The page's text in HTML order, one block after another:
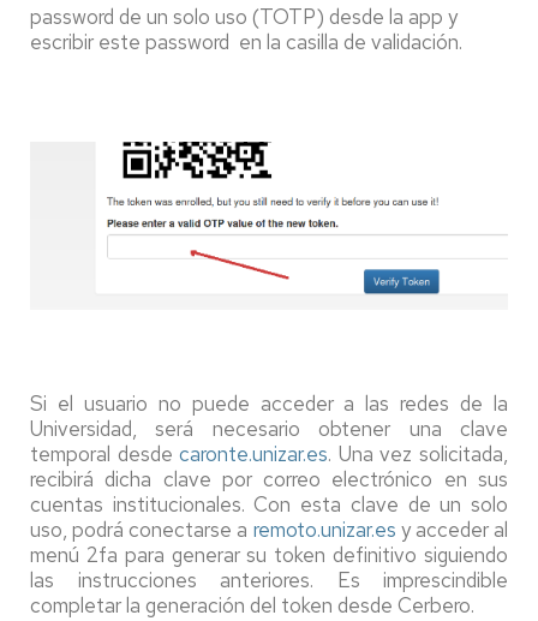
password de un solo uso (TOTP) desde la app y
escribir este password en la casilla de validación.
Si el usuario no puede acceder a las redes de la
Universidad, será necesario obtener una clave
temporal desdecaronte.unizar.es. Una vez solicitada,
recibirá dicha clave por correo electrónico en sus
cuentas institucionales. Con esta clave de un solo
uso, podrá conectarse a remoto.unizar.es y acceder al
menú 2fa para generar su token definitivo siguiendo
las instrucciones anteriores. Es imprescindible
completar la generación del token desde Cerbero.